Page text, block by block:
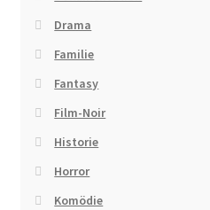
Drama
Familie
Fantasy
Film-Noir
Historie
Horror
Komödie